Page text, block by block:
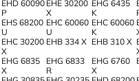
EHD 60090
P
EHE 30200
X
EHG 6435
K
EHS 68200
U
EHC 60060
U
EHC 60060
K
EHC 30200
X
EHB 334 X EHB 310 X
EHG 6835
X
EHG 6833
R
EHG 6760
X